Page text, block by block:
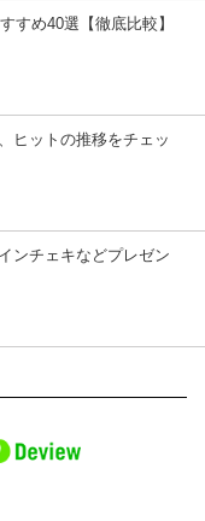
すめ40選【徹底比較】
ヒットの推移をチェッ
ンチェキなどプレゼン